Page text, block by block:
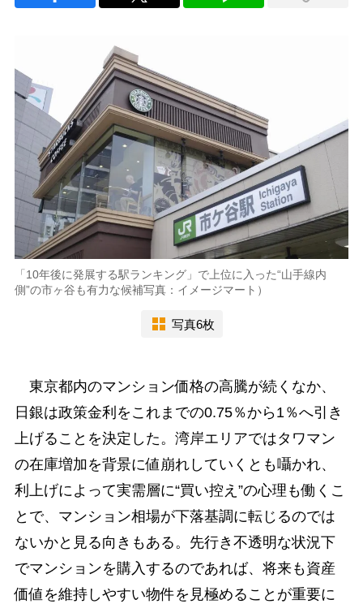
「10年後に発展する駅ランキング」で上位に入った“山手線内
側”の市ヶ谷も有力な候補写真：イメージマート）
写真6枚
東京都内のマンション価格の高騰が続くなか、
日銀は政策金利をこれまでの0.75％から1％へ引き
上げることを決定した。湾岸エリアではタワマン
の在庫増加を背景に値崩れしていくとも囁かれ、
利上げによって実需層に“買い控え”の心理も働くこ
とで、マンション相場が下落基調に転じるのでは
ないかと見る向きもある。先行き不透明な状況下
でマンションを購入するのであれば、将来も資産
価値を維持しやすい物件を見極めることが重要に